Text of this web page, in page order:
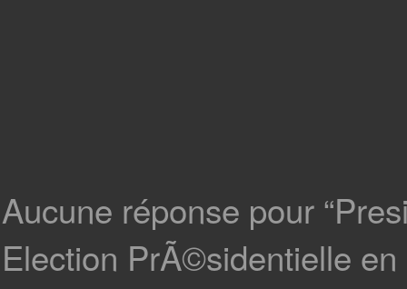
Aucune réponse pour
Election PrÃ©sidentielle en